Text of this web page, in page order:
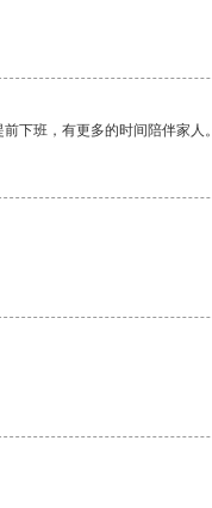
下班，有更多的时间陪伴家人。